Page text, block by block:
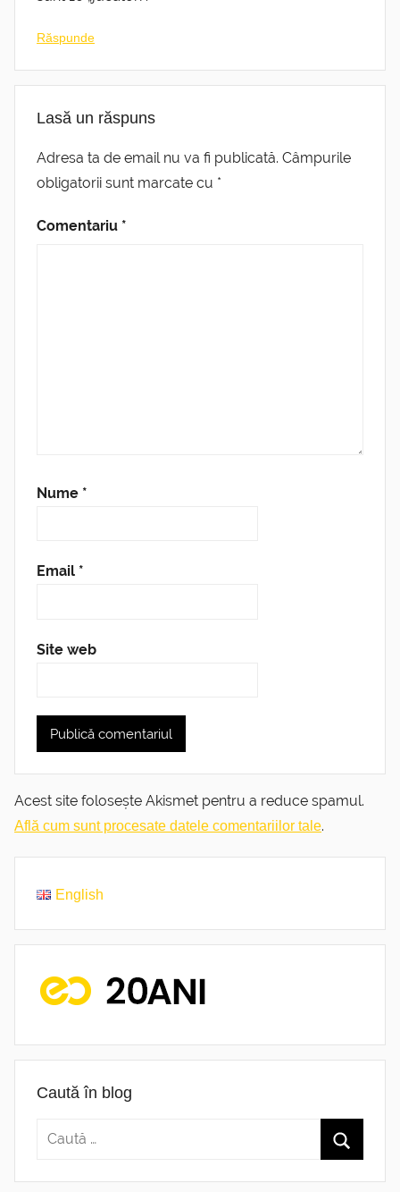
Răspunde
Lasă un răspuns
Adresa ta de email nu va fi publicată. Câmpurile
obligatorii sunt marcate cu *
Comentariu *
Nume *
Email *
Site web
Acest site folosește Akismet pentru a reduce spamul.
Află cum sunt procesate datele comentariilor tale.
English
Caută în blog